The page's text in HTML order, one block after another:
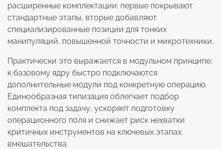
расширенные комплектации: первые покрывают
стандартные этапы, вторые добавляют
специализированные позиции для тонких
манипуляций, повышенной точности и микротехники.
Практически это выражается в модульном принципе:
к базовому ядру быстро подключаются
дополнительные модули под конкретную операцию.
Единообразная типизация облегчает подбор
комплекта под задачу, ускоряет подготовку
операционного поля и снижает риск нехватки
критичных инструментов на ключевых этапах
вмешательства.